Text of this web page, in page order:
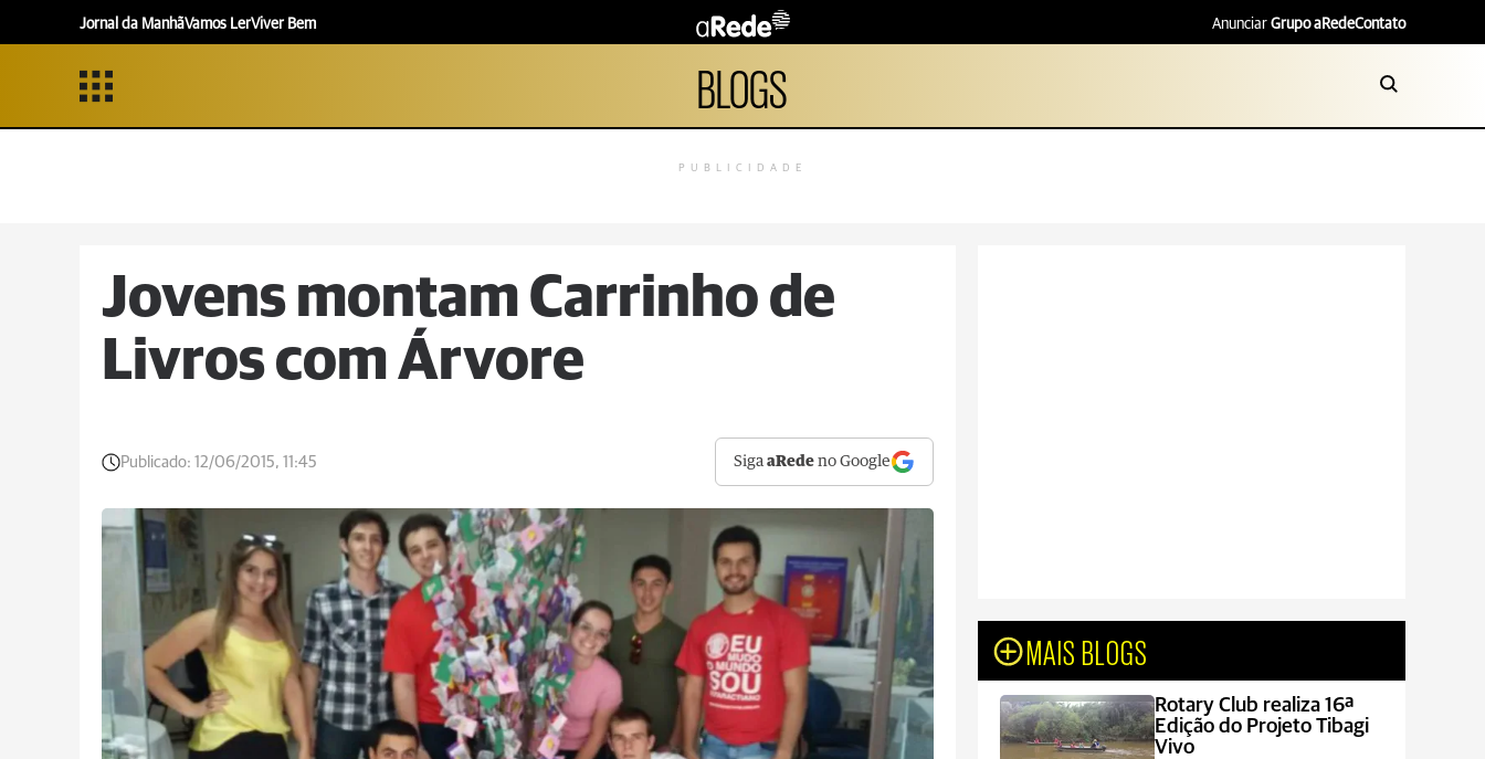
Jornal da ManhãVamos LerViver Bem Anunciar Grupo aRedeContato
BLOGS
PUBLICIDADE
Jovens montam Carrinho de
Livros com Árvore
Publicado: 12/06/2015, 11:45 SigaaRede no Google
MAIS BLOGS
Rotary Club realiza 16ª
Edição do Projeto Tibagi
Vivo